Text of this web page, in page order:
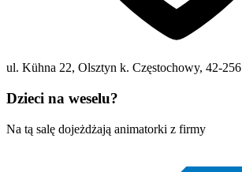
ul. Kühna 22, Olsztyn k. Częstochowy, 42-256
Dzieci na weselu?
Na tą salę dojeżdżają animatorki z firmy